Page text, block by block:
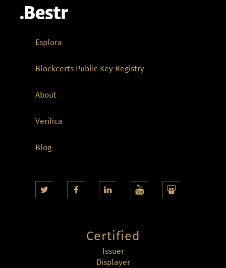
Esplora
Blockcerts Public Key Registry
About
Verifica
Blog
Certified
Issuer
Displayer